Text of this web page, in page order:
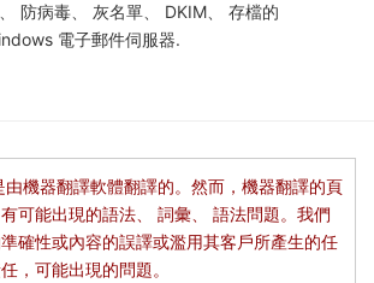
防病毒、 灰名單、 DKIM、 存檔的
電子郵件伺服器.
機器翻譯軟體翻譯的。然而，機器翻譯的頁
可能出現的語法、 詞彙、 語法問題。我們
確性或內容的誤譯或濫用其客戶所產生的任
，可能出現的問題。